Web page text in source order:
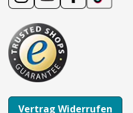
Vertrag Widerrufen